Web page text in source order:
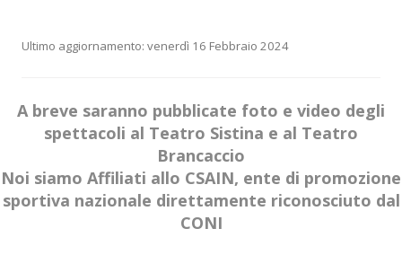
Ultimo aggiornamento: venerdì 16 Febbraio 2024
A breve saranno pubblicate foto e video degli
spettacoli al Teatro Sistina e al Teatro
Brancaccio
Noi siamo Affiliati allo CSAIN, ente di promozione
sportiva nazionale direttamente riconosciuto dal
CONI